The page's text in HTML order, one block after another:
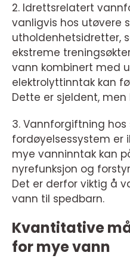
2. Idrettsrelatert
vanligvis hos utøvere
utholdenhetsidretter,
ekstreme
vann kombinert med
elektrolyttinntak kan
Dette er sjeldent,
3. Vannforgiftning hos
fordøyelsessystem er
mye vanninntak kan
nyrefunksjon og
Det er derfor viktig å
vann til spedbarn.
Kvantitative
for mye vann